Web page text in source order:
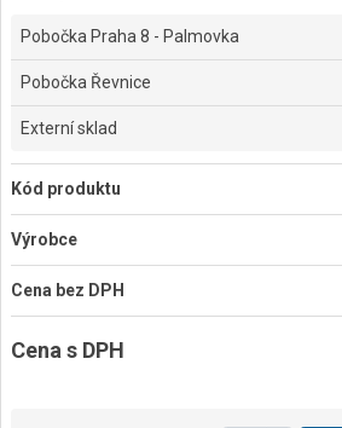
Pobočka Praha 8 - Palmovka
Pobočka Řevnice
Externí sklad
Kód produktu
Výrobce
Cena bez DPH
Cena s DPH